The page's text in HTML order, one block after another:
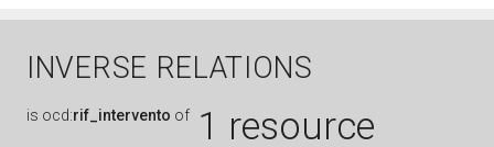
INVERSE RELATIONS
is ocd:rif_intervento of 1 resource